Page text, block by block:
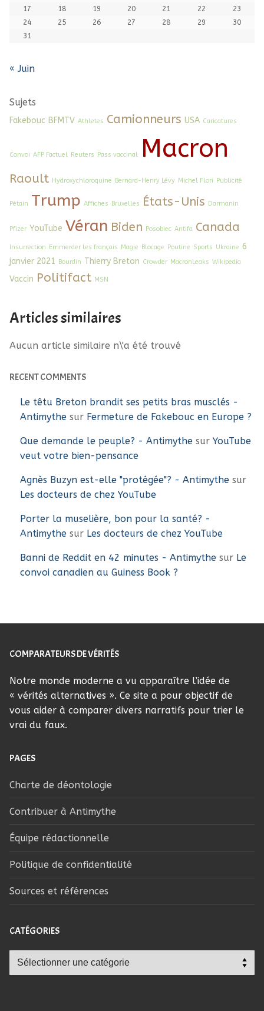
17
18 19 20 21 22
23
24
25 26 27 28 29
30
31
« Juin
Sujets
Fakebouc BFMTV Athletes Camionneurs USA Caricatures
Convoi AFP Factuel Reuters Pass vaccinal Macron
Raoult Hydroxychloroquine Bernard-Henry Lévy Michel Flori Publicité
Pétain Trump Affiches Bruxelles États-Unis Darmanin
Pfizer YouTube Véran Biden Posobiec Antifa Canada
Insurrection Emmerder les français Magie Blocage Poutine Sports Ukraine 6
janvier 2021 Bourdin Thierry Breton Crowder MacronLeaks Wikipedia
Vaccin Politifact MSN
Articles similaires
Aucun article similaire n\'a été trouvé
RECENT COMMENTS
Le têtu Breton brandit ses petits bras musclés -
Antimythe sur Fermeture de Fakebouc en Europe ?
Que demande le peuple? - Antimythe sur YouTube
veut votre bien-pensance
Agnès Buzyn est-elle "protégée"? - Antimythe sur
Les docteurs de chez YouTube
Porter la muselière, bon pour la santé? -
Antimythe sur Les docteurs de chez YouTube
Banni de Reddit en 42 minutes - Antimythe sur Le
convoi canadien au Guiness Book ?
COMPARATEURS DE VÉRITÉS
Notre monde moderne a vu apparaître l’idée de
« vérités alternatives ». Ce site a pour objectif de
vous aider à comparer divers narratifs pour trier le
vrai du faux.
PAGES
Charte de déontologie
Contribuer à Antimythe
Équipe rédactionnelle
Politique de confidentialité
Sources et références
CATÉGORIES
Catégories